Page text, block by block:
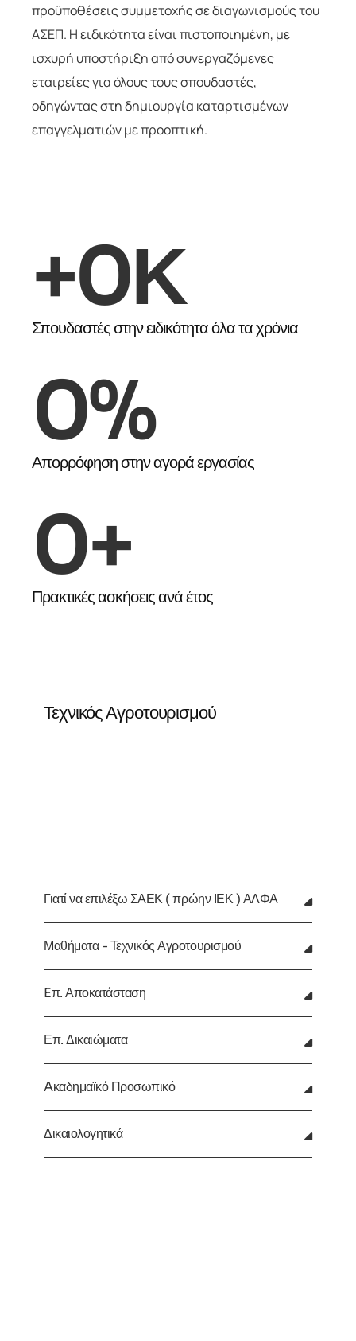
προϋποθέσεις συμμετοχής σε διαγωνισμούς του
ΑΣΕΠ. Η ειδικότητα είναι πιστοποιημένη, με
ισχυρή υποστήριξη από συνεργαζόμενες
εταιρείες για όλους τους σπουδαστές,
οδηγώντας στη δημιουργία καταρτισμένων
επαγγελματιών με προοπτική.
+0Κ
Σπουδαστές στην ειδικότητα όλα τα χρόνια
0%
Απορρόφηση στην αγορά εργασίας
0+
Πρακτικές ασκήσεις ανά έτος
Τεχνικός Αγροτουρισμού
Γιατί να επιλέξω ΣΑΕΚ ( πρώην ΙΕΚ ) ΑΛΦΑ
Μαθήματα - Τεχνικός Αγροτουρισμού
Eπ. Αποκατάσταση
Επ. Δικαιώματα
Aκαδημαϊκό Προσωπικό
Δικαιολογητικά